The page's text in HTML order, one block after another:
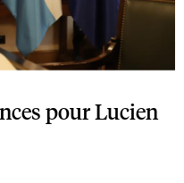
pour Lucien